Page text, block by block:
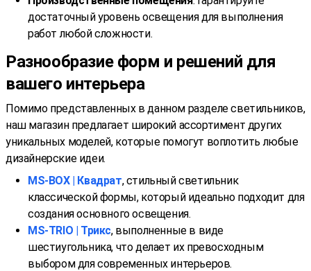
достаточный уровень освещения для выполнения
работ любой сложности.
Разнообразие форм и решений для
вашего интерьера
Помимо представленных в данном разделе светильников,
наш магазин предлагает широкий ассортимент других
уникальных моделей, которые помогут воплотить любые
дизайнерские идеи.
MS-BOX | Квадрат, стильный светильник
классической формы, который идеально подходит для
создания основного освещения.
MS-TRIO | Трикс, выполненные в виде
шестиугольника, что делает их превосходным
выбором для современных интерьеров.